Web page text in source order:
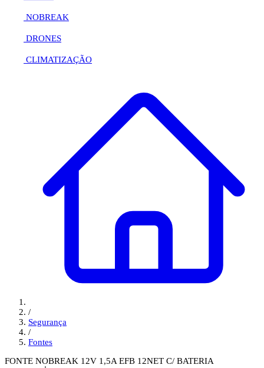
NOBREAK
DRONES
CLIMATIZAÇÃO
/
Segurança
/
Fontes
FONTE NOBREAK 12V 1,5A EFB 12NET C/ BATERIA